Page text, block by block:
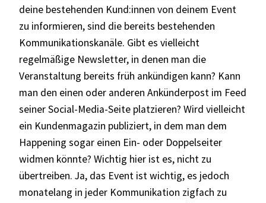
deine bestehenden Kund:innen von deinem Event
zu informieren, sind die bereits bestehenden
Kommunikationskanäle. Gibt es vielleicht
regelmäßige Newsletter, in denen man die
Veranstaltung bereits früh ankündigen kann? Kann
man den einen oder anderen Ankünderpost im Feed
seiner Social-Media-Seite platzieren? Wird vielleicht
ein Kundenmagazin publiziert, in dem man dem
Happening sogar einen Ein- oder Doppelseiter
widmen könnte? Wichtig hier ist es, nicht zu
übertreiben. Ja, das Event ist wichtig, es jedoch
monatelang in jeder Kommunikation zigfach zu